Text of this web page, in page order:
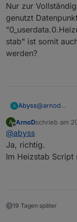
Nur zur
genutzt
stab" ist somit
werden?
A Abyss@arnod
Dann werd
Nur zur
stab" ist
werden?
A
Offline
ArnoDschrieb am
zuletzt
@abyss
Ja, richtig.
Im Heizstab Script
19 Tagen später